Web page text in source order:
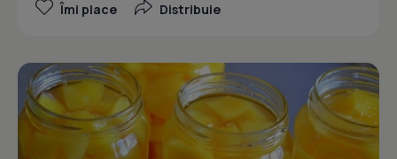
Îmi place Distribuie